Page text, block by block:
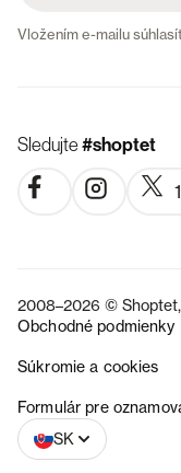
Vložením e-mailu
Sledujte#shoptet
2008–2026 ©
Obchodné podmienky
Súkromie a cookies
Formulár pre
SK